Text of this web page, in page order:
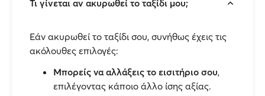
Τι γίνεται αν ακυρωθεί το ταξίδι μου;
Εάν ακυρωθεί το ταξίδι σου, συνήθως έχεις τις
ακόλουθες επιλογές:
Μπορείς να αλλάξεις το εισιτήριο σου,
επιλέγοντας κάποιο άλλο ίσης αξίας.